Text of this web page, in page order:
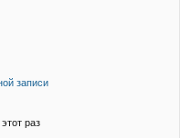
записи
раз